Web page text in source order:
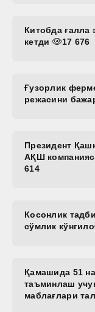
Китобда ғалла
кетди
17 676
Ғузорлик
режасини
Президент
АҚШ
614
Косонлик
сўмлик
Қамашида 51
таъминлаш
маблағлари